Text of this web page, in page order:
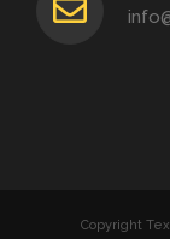
Copyright